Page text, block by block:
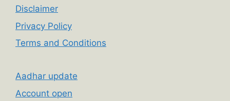
Disclaimer
Privacy Policy
Terms and Conditions
Aadhar update
Account open